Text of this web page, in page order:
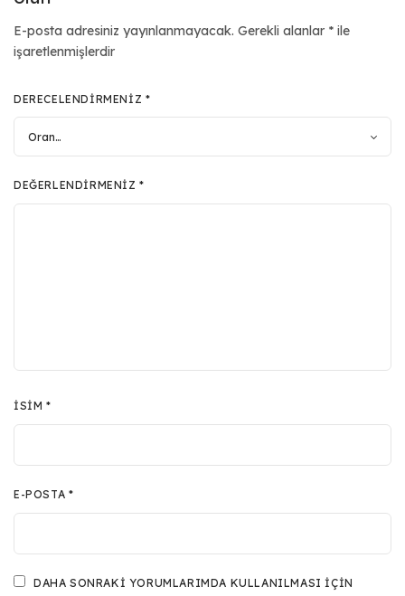
E-posta adresiniz yayınlanmayacak. Gerekli alanlar * ile
işaretlenmişlerdir
DERECELENDIRMENIZ *
DEĞERLENDIRMENIZ*
İSIM*
E-POSTA *
DAHA SONRAKI YORUMLARIMDA KULLANILMASI IÇIN